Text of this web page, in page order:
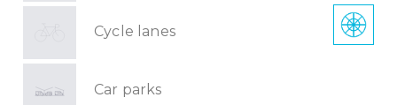
Cycle lanes
Car parks